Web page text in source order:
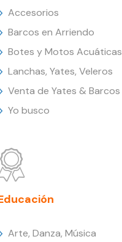
Accesorios
Barcos en Arriendo
Botes y Motos Acuáticas
Lanchas, Yates, Veleros
Venta de Yates & Barcos
Yo busco
Arte, Danza, Música